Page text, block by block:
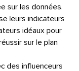
sur les données.
leurs indicateurs
idéaux pour
sur le plan
des influenceurs